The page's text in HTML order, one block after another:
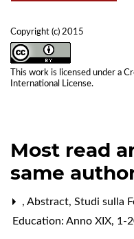
Copyright (c) 2015
This work is licensed under a
International License.
Most read
same
, Abstract, Studi sulla
Education: Anno XIX, 1-